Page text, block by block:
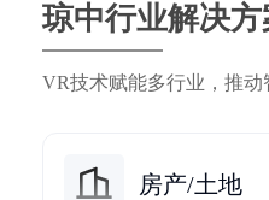
琼中行业解决方
VR技术赋能多行业，推
房产/土地